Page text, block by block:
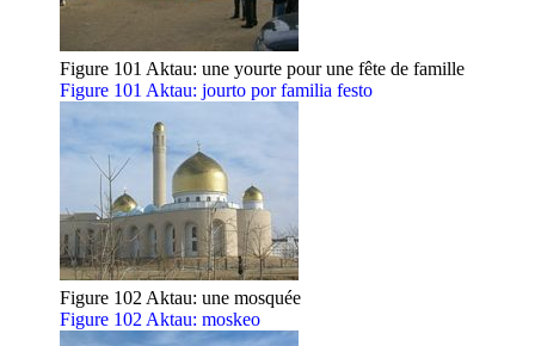
Figure 101 Aktau: une yourte pour une fête de famille
Figure 101 Aktau: jourto por familia festo
Figure 102 Aktau: une mosquée
Figure 102 Aktau: moskeo